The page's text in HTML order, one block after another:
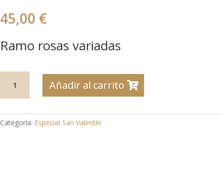
45,00 €
Ramo rosas variadas
Ramo
variadas
Añadir al carrito
Categoría: Especial San Valentín